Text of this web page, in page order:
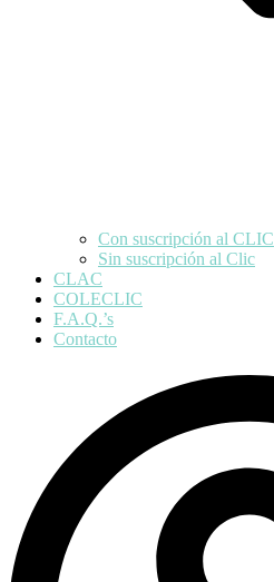
Con suscripción al CLIC
Sin suscripción al Clic
CLAC
COLECLIC
F.A.Q.’s
Contacto